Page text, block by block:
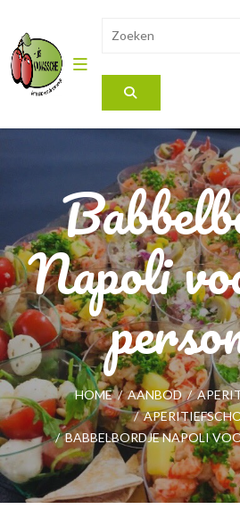
Napoli
HOME / AANBOD /
/
/ BABBELBORDJE NAPOLI